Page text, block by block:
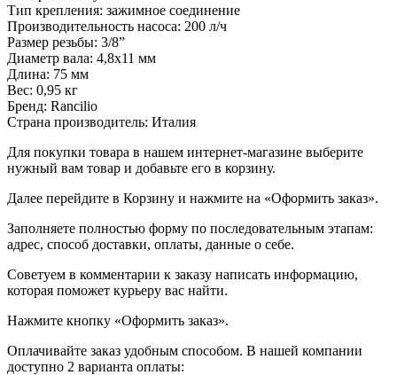
Тип крепления: зажимное соединение
Производительность насоса: 200 л/ч
Размер резьбы: 3/8”
Диаметр вала: 4,8x11 мм
Длина: 75 мм
Вес: 0,95 кг
Бренд: Rancilio
Страна производитель: Италия
Для покупки товара в нашем интернет-магазине выберите
нужный вам товар и добавьте его в корзину.
Далее перейдите в Корзину и нажмите на «Оформить заказ».
​​​​​​​Заполняете полностью форму по последовательным этапам:
адрес, способ доставки, оплаты, данные о себе.
​​​​​​​Советуем в комментарии к заказу написать информацию,
которая поможет курьеру вас найти.
​​​​​​​Нажмите кнопку «Оформить заказ».
Оплачивайте заказ удобным способом. В нашей компании
доступно 2 варианта оплаты: